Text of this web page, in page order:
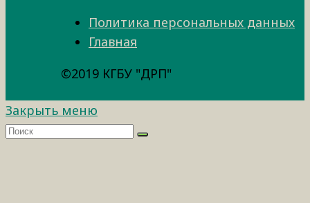
Политика персональных данных
Главная
©2019 КГБУ "ДРП"
Закрыть меню